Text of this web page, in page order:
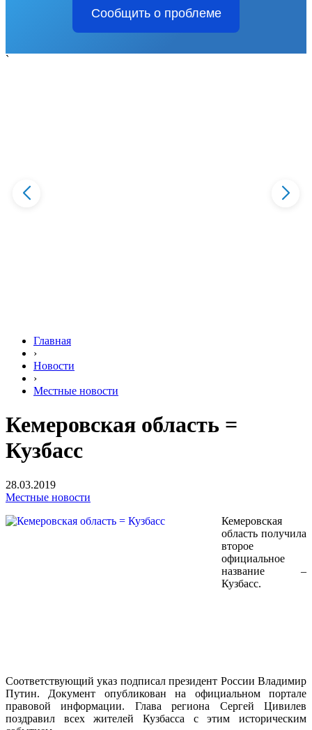
Сообщить о проблеме
`
Главная
›
Новости
›
Местные новости
Кемеровская область =
Кузбасс
28.03.2019
Местные новости
Кемеровская
область получила
второе
официальное
название –
Кузбасс.
Соответствующий указ подписал президент России Владимир
Путин. Документ опубликован на официальном портале
правовой информации. Глава региона Сергей Цивилев
поздравил всех жителей Кузбасса с этим историческим